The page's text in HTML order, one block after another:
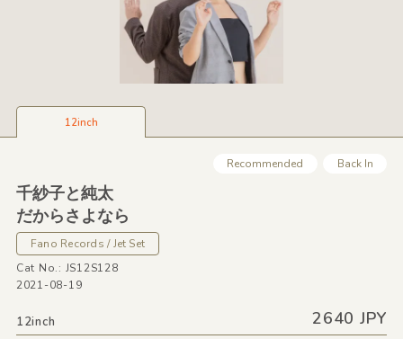
12inch
Recommended Back In
千紗子と純太
だからさよなら
Fano Records / Jet Set
Cat No.: JS12S128
2021-08-19
12inch 2640 JPY